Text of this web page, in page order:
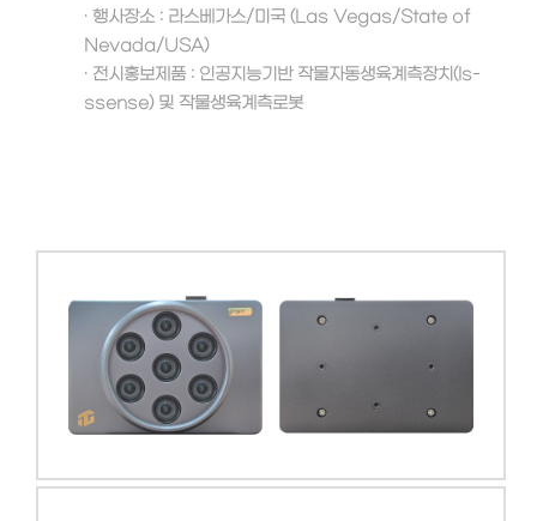
· 행사장소 : 라스베가스/미국 (Las Vegas/State of
Nevada/USA)
· 전시홍보제품 : 인공지능기반 작물자동생육계측장치(Is-
ssense) 및 작물생육계측로봇